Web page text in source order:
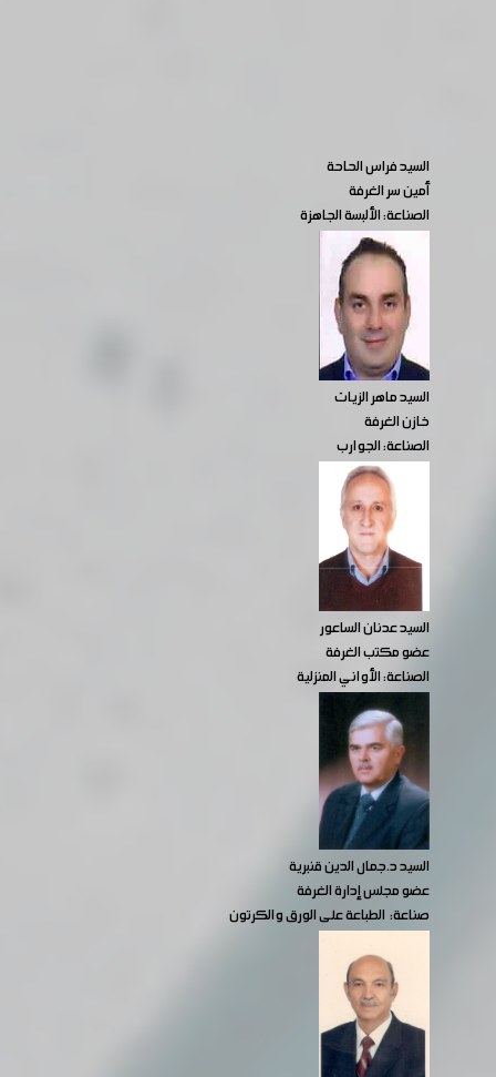
السيد فراس الحاحة
أمين سر الغرفة
الصناعة: الألبسة الجاهزة
السيد ماهر الزيات
خازن الغرفة
الصناعة: الجوارب
السيد عدنان الساعور
عضو مكتب الغرفة
الصناعة: الأواني المنزلية
السيد د.جمال الدين قنبرية
عضو مجلس إدارة الغرفة
صناعة: الطباعة على الورق والكرتون